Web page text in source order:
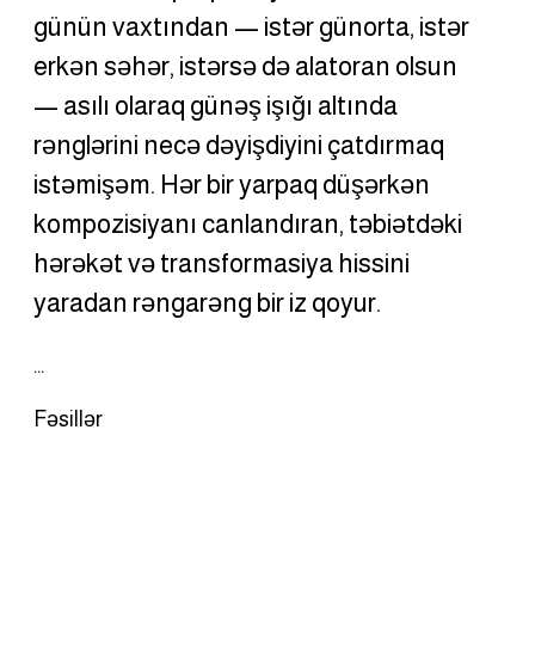
Fəsillər
…
günün vaxtından — istər günorta, istər
erkən səhər, istərsə də alatoran olsun
— asılı olaraq günəş işığı altında
rənglərini necə dəyişdiyini çatdırmaq
istəmişəm. Hər bir yarpaq düşərkən
kompozisiyanı canlandıran, təbiətdəki
hərəkət və transformasiya hissini
yaradan rəngarəng bir iz qoyur.